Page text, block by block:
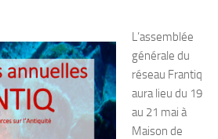
L’assemblée
générale du
réseau Frantiq
aura lieu du 19
au 21 mai à
Maison de